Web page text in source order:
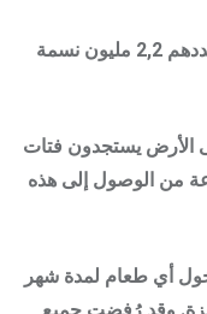
وأكدت أن “37 شاحنة يوميا لسكان يبلغ عددهم 2,2 مليون نسمة
الأرض يستجدون فتات
من الوصول إلى هذه
أي طعام لمدة شهر
وقد رُفضت جميع